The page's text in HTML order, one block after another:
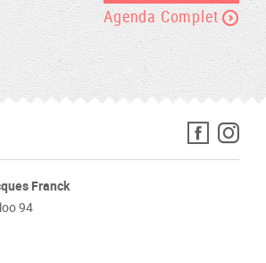
Agenda Complet
Franck
94